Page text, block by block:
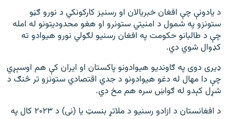
د یادونې چې افغان خبریالان او رسنیز کارکونکي د نورو ګڼو
ستونزو په شمول د امنیتي ستونرو او هغو محدودیتونو له امله
چې د طالبانو حکومت په افغان رسنیو لګولي نورو هیوادو ته
کډوال شوي دي.
ډیری دوی په ګاونديو هیوادونو پاکستان او ایران کې هم اوسېږي
چې دا مهال له دغو هیوادونو د جدي اقتصادي ستونزو تر څنګ د
شړل کېدو له ګواښ سره هم مخ دي.
د افغانستان د ازادو رسنیو د ملاتړ بنسټ یا (نی) د ۲۰۲۳ کال په